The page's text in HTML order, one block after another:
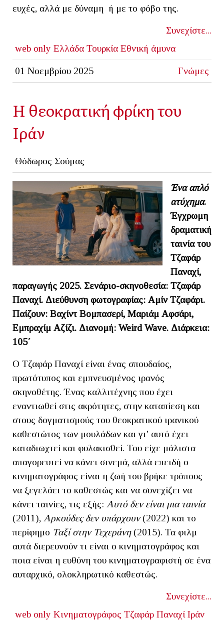
ευχές, αλλά με δύναμη ή με το φόβο της.
Συνεχίστε...
web only Ελλάδα Τουρκία Εθνική άμυνα
01 Νοεμβρίου 2025 Γνώμες
Η θεοκρατική φρίκη του
Ιράν
Θόδωρος Σούμας
Ένα απλό
ατύχημα.
Έγχρωμη
δραματική
ταινία του
Τζαφάρ
Παναχί,
παραγωγής 2025. Σενάριο-σκηνοθεσία: Τζαφάρ
Παναχί. Διεύθυνση φωτογραφίας: Αμίν Τζαφάρι.
Παίζουν: Βαχίντ Βομπασερί, Μαριάμ Αφσάρι,
Εμπραχίμ Αζίζι. Διανομή: Weird Wave. Διάρκεια:
105΄
O Τζαφάρ Παναχί είναι ένας σπουδαίος,
πρωτότυπος και εμπνευσμένος ιρανός
σκηνοθέτης. Ένας καλλιτέχνης που έχει
εναντιωθεί στις ακρότητες, στην καταπίεση και
στους δογματισμούς του θεοκρατικού ιρανικού
καθεστώτος των μουλάδων και γι’ αυτό έχει
καταδιωχτεί και φυλακισθεί. Του είχε μάλιστα
απαγορευτεί να κάνει σινεμά, αλλά επειδή ο
κινηματογράφος είναι η ζωή του βρήκε τρόπους
να ξεγελάει το καθεστώς και να συνεχίζει να
κάνει ταινίες, τις εξής: Αυτό δεν είναι μια ταινία
(2011), Αρκούδες δεν υπάρχουν(2022) και το
περίφημο Ταξί στην Τεχεράνη(2015). Τα φιλμ
αυτά διερευνούν τι είναι ο κινηματογράφος και
ποια είναι η ευθύνη του κινηματογραφιστή σε ένα
αυταρχικό, ολοκληρωτικό καθεστώς.
Συνεχίστε...
web only Κινηματογράφος Τζαφάρ Παναχί Ιράν